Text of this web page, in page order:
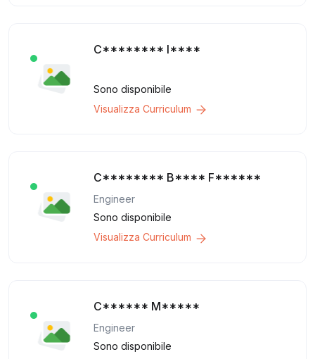
C******** I****
Sono disponibile
Visualizza Curriculum
C******** B**** F******
Engineer
Sono disponibile
Visualizza Curriculum
C****** M*****
Engineer
Sono disponibile